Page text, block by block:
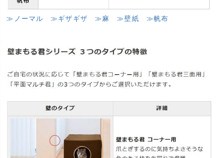
≫ノーマル ≫ギザギザ ≫麻 ≫壁紙 ≫帆布